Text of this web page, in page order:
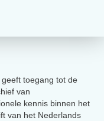
geeft toegang tot de
van
kennis binnen het
van het Nederlands